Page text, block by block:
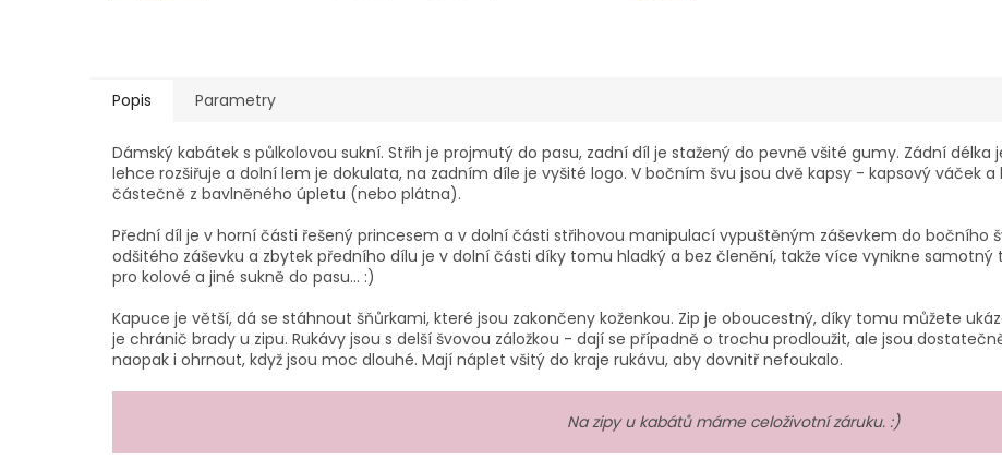
Popis Parametry
Dámský kabátek s půlkolovou sukní. Střih je projmutý do pasu, zadní díl je stažený do pevně všité gumy. Zádní
lehce rozšiřuje a dolní lem je dokulata, na zadním díle je vyšité logo. V bočním švu jsou dvě kapsy - kapsový váček
částečně z bavlněného úpletu (nebo plátna).
Přední díl je v horní části řešený princesem a v dolní části střihovou manipulací vypuštěným záševkem do bočního
odšitého záševku a zbytek předního dílu je v dolní části díky tomu hladký a bez členění, takže více vynikne samotný
pro kolové a jiné sukně do pasu... :)
Kapuce je větší, dá se stáhnout šňůrkami, které jsou zakončeny koženkou. Zip je oboucestný, díky tomu můžete
je chránič brady u zipu. Rukávy jsou s delší švovou záložkou - dají se případně o trochu prodloužit, ale jsou
naopak i ohrnout, když jsou moc dlouhé. Mají náplet všitý do kraje rukávu, aby dovnitř nefoukalo.
Na zipy u kabátů máme celoživotní záruku. :)